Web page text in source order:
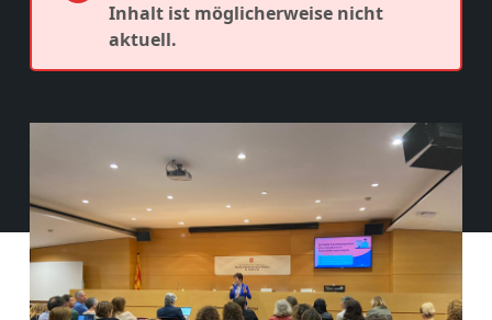
Inhalt ist möglicherweise nicht
aktuell.